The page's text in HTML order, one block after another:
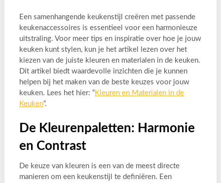
Een samenhangende keukenstijl creëren met passende
keukenaccessoires is essentieel voor een harmonieuze
uitstraling. Voor meer tips en inspiratie over hoe je jouw
keuken kunt stylen, kun je het artikel lezen over het
kiezen van de juiste kleuren en materialen in de keuken.
Dit artikel biedt waardevolle inzichten die je kunnen
helpen bij het maken van de beste keuzes voor jouw
keuken. Lees het hier: “Kleuren en Materialen in de
Keuken“.
De Kleurenpaletten: Harmonie
en Contrast
De keuze van kleuren is een van de meest directe
manieren om een keukenstijl te definiëren. Een